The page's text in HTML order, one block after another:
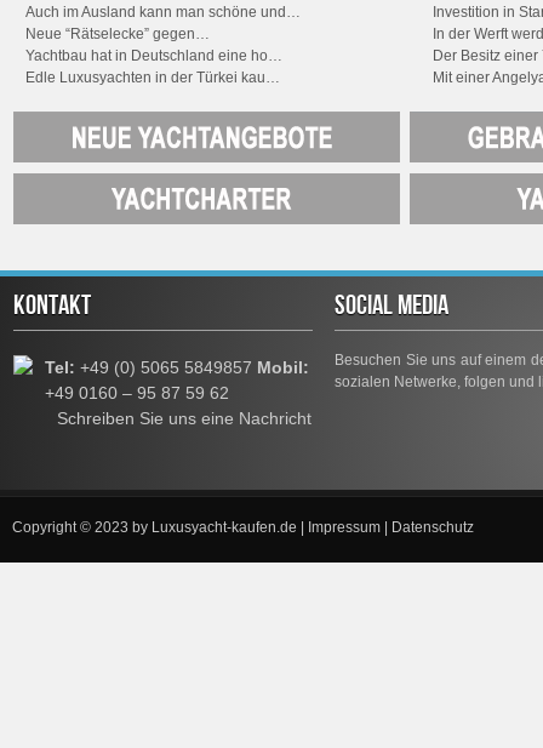
Auch im Ausland kann man schöne und…
Investition in
Neue “Rätselecke” gegen…
In der Werft
Yachtbau hat in Deutschland eine ho…
Der Besitz
Edle Luxusyachten in der Türkei kau…
Mit einer
KONTAKT
Tel: +49 (0) 5065 5849857 Mobil:
+49 0160 – 95 87 59 62
Schreiben Sie uns eine Nachricht
SOCIAL MEDIA
Besuchen Sie uns auf einem
sozialen Netwerke, folgen und
Copyright © 2023 by Luxusyacht-kaufen.de Impressum Datenschutz